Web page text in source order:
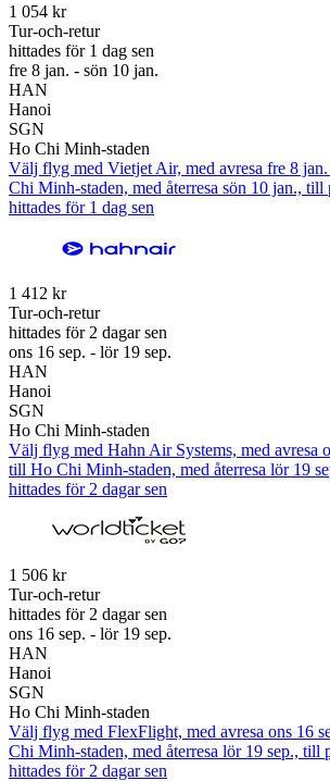
1 054 kr
Tur-och-retur
hittades för 1 dag sen
fre 8 jan. - sön 10 jan.
HAN
Hanoi
SGN
Ho Chi Minh-staden
Välj flyg med Vietjet Air, med avresa fre 8
Chi Minh-staden, med återresa sön 10 jan., till
hittades för 1 dag sen
1 412 kr
Tur-och-retur
hittades för 2 dagar sen
ons 16 sep. - lör 19 sep.
HAN
Hanoi
SGN
Ho Chi Minh-staden
Välj flyg med Hahn Air Systems, med avresa
till Ho Chi Minh-staden, med återresa lör 19
hittades för 2 dagar sen
1 506 kr
Tur-och-retur
hittades för 2 dagar sen
ons 16 sep. - lör 19 sep.
HAN
Hanoi
SGN
Ho Chi Minh-staden
Välj flyg med FlexFlight, med avresa ons 16
Chi Minh-staden, med återresa lör 19 sep., till
hittades för 2 dagar sen